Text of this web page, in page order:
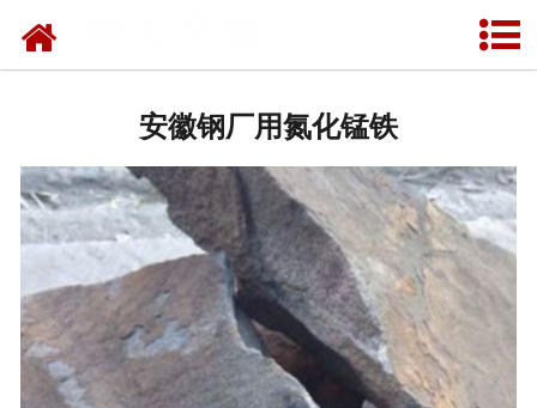
安徽雾化球形硅铁粉
安徽重介质硅铁
安徽硅铝钡钙
安徽氮化硅铁
安徽钢厂用氮化锰铁